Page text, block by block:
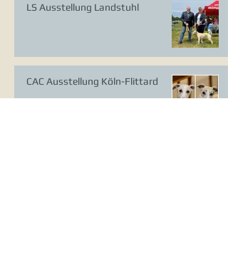
LS Ausstellung Landstuhl
CAC Ausstellung Köln-Flittard